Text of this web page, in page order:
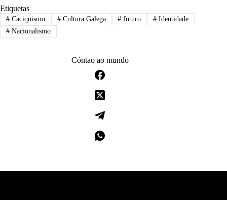
Etiquetas
#Caciquismo #Cultura Galega # futuro # Identidade
#Nacionalismo
Cóntao ao mundo